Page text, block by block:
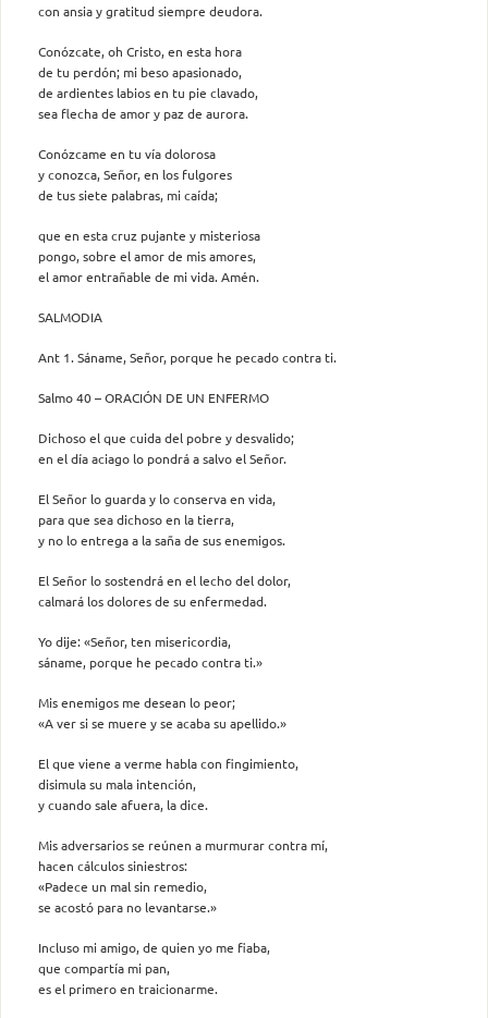
con ansia y gratitud siempre deudora.
Conózcate, oh Cristo, en esta hora
de tu perdón; mi beso apasionado,
de ardientes labios en tu pie clavado,
sea flecha de amor y paz de aurora.
Conózcame en tu vía dolorosa
y conozca, Señor, en los fulgores
de tus siete palabras, mi caída;
que en esta cruz pujante y misteriosa
pongo, sobre el amor de mis amores,
el amor entrañable de mi vida. Amén.
SALMODIA
Ant 1. Sáname, Señor, porque he pecado contra ti.
Salmo 40 – ORACIÓN DE UN ENFERMO
Dichoso el que cuida del pobre y desvalido;
en el día aciago lo pondrá a salvo el Señor.
El Señor lo guarda y lo conserva en vida,
para que sea dichoso en la tierra,
y no lo entrega a la saña de sus enemigos.
El Señor lo sostendrá en el lecho del dolor,
calmará los dolores de su enfermedad.
Yo dije: «Señor, ten misericordia,
sáname, porque he pecado contra ti.»
Mis enemigos me desean lo peor;
«A ver si se muere y se acaba su apellido.»
El que viene a verme habla con fingimiento,
disimula su mala intención,
y cuando sale afuera, la dice.
Mis adversarios se reúnen a murmurar contra mí,
hacen cálculos siniestros:
«Padece un mal sin remedio,
se acostó para no levantarse.»
Incluso mi amigo, de quien yo me fiaba,
que compartía mi pan,
es el primero en traicionarme.